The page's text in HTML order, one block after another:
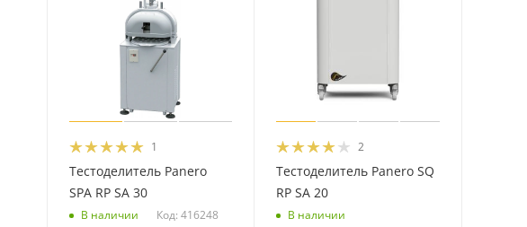
1
Тестоделитель Panero
SPA RP SA 30
В наличии Код: 416248
2
Тестоделитель Panero SQ
RP SA 20
В наличии